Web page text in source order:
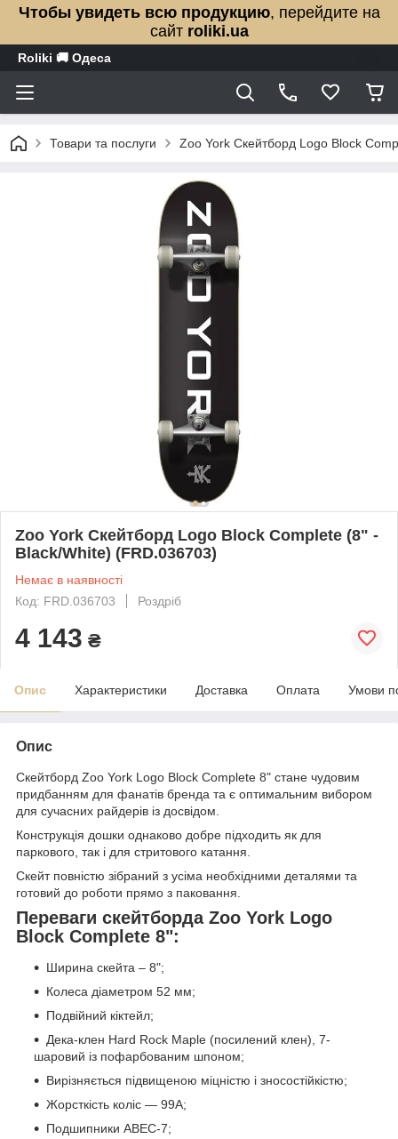
Чтобы увидеть всю продукцию, перейдите на
сайт roliki.ua
Roliki 🚚 Одеса
Товари та послуги Zoo York Скейтборд Logo Block
Zoo York Скейтборд Logo Block Complete (8" -
Black/White) (FRD.036703)
Немає в наявності
Код: FRD.036703
Роздріб
4 143 ₴
Опис Характеристики Доставка Оплата Умови
Опис
Скейтборд Zoo York Logo Block Complete 8" стане чудовим
придбанням для фанатів бренда та є оптимальним вибором
для сучасних райдерів із досвідом.
Конструкція дошки однаково добре підходить як для
паркового, так і для стритового катання.
Скейт повністю зібраний з усіма необхідними деталями та
готовий до роботи прямо з паковання.
Переваги скейтборда Zoo York Logo
Block Complete 8":
Ширина скейта – 8";
Колеса діаметром 52 мм;
Подвійний кіктейл;
Дека-клен Hard Rock Maple (посилений клен), 7-
шаровий із пофарбованим шпоном;
Вирізняється підвищеною міцністю і зносостійкістю;
Жорсткість коліс — 99A;
Подшипники ABEC-7;